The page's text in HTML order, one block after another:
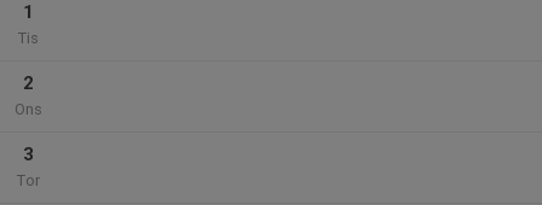
1
Tis
2
Ons
3
Tor